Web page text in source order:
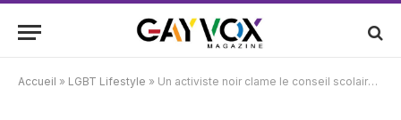
Accueil » LGBT Lifestyle » Un activiste noir clame le conseil scolaire blanc «Karen» pour ses achats en ligne lors d'une réunion sur Robert E. Lee High: «Vous êtes l'exemple du racisme dans cette communauté» – REGARDER